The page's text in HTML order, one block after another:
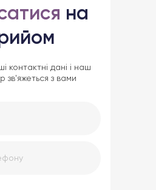
на
контактні дані і наш
зв'яжеться з вами